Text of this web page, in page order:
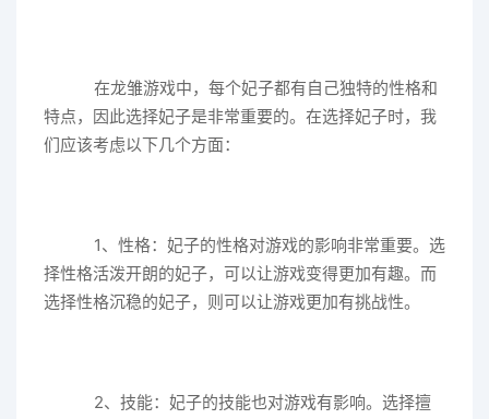
在龙雏游戏中，每个妃子都有自己独特的性格和
特点，因此选择妃子是非常重要的。在选择妃子时，我
们应该考虑以下几个方面：
1、性格：妃子的性格对游戏的影响非常重要。选
择性格活泼开朗的妃子，可以让游戏变得更加有趣。而
选择性格沉稳的妃子，则可以让游戏更加有挑战性。
2、技能：妃子的技能也对游戏有影响。选择擅